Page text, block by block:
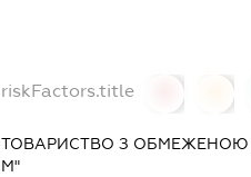
riskFactors.title
ТОВАРИСТВО З ОБМЕЖЕНОЮ
М"